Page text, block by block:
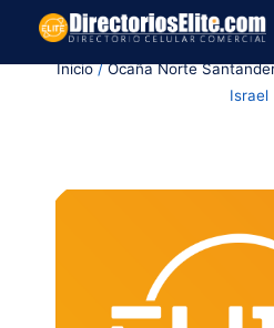
contenidoInicio/Ocaña Norte
Israel